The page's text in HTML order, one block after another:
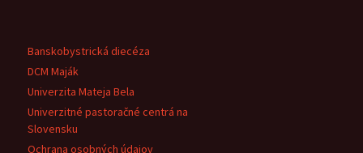
Banskobystrická diecéza
DCM Maják
Univerzita Mateja Bela
Univerzitné pastoračné centrá na
Slovensku
Ochrana osobných údajov